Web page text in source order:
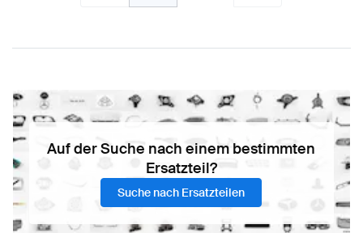
Auf der Suche nach einem bestimmten
Ersatzteil?
Suche nach Ersatzteilen